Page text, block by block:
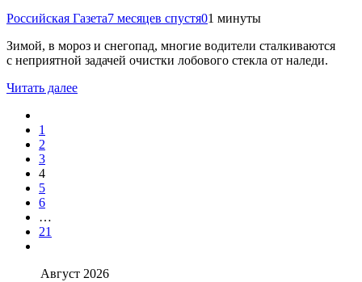
Российская Газета7 месяцев спустя01 минуты
Зимой, в мороз и снегопад, многие водители сталкиваются
с неприятной задачей очистки лобового стекла от наледи.
Читать далее
1
2
3
4
5
6
…
21
Август 2026